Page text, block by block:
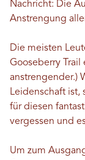
Nachricht: Die
Anstrengung
Die meisten
Gooseberry Trail
anstrengender.)
Leidenschaft ist,
für diesen
vergessen und
Um zum